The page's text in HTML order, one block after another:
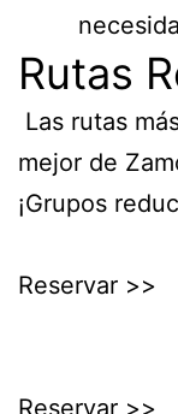
Rutas
Las rutas
mejor de
¡Grupos
Reservar >>
Reservar >>